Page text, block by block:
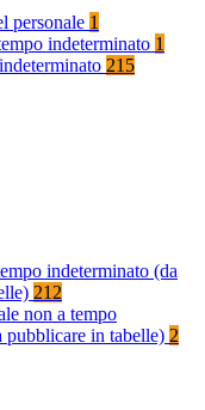
personale 1
indeterminato 1
215
indeterminato (da
212
non a tempo
pubblicare in tabelle) 2